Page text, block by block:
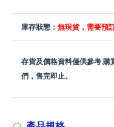
庫存狀態： 無現貨，需要預訂
存貨及價格資料僅供參考,
們，售完即止。